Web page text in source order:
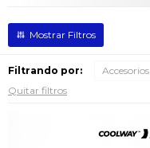
Filtrando por: Accesorios
Quitar filtros